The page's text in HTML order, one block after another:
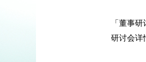
「董事
研讨会详